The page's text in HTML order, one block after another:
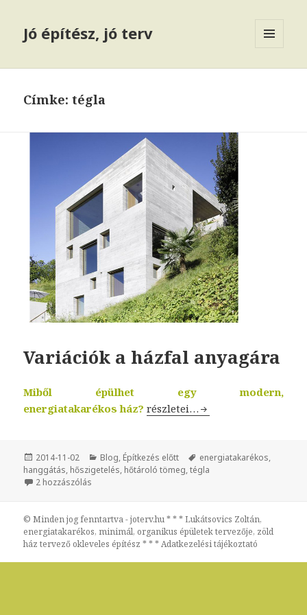
Jó építész, jó terv
Címke: tégla
Variációk a házfal anyagára
Miből épülhet egy modern,
energiatakarékos ház? Variációk a házfal anyagára
részletei…
Közzétéve
2014-11-02 Kategória
Blog, Építkezés előtt Címke
energiatakarékos,
hanggátás, hőszigetelés, hőtároló tömeg,tégla
2 hozzászólás
© Minden jog fenntartva - joterv.hu * * * Lukátsovics Zoltán,
energiatakarékos, minimál, organikus épületek tervezője, zöld
ház tervező okleveles építész * * *Adatkezelési tájékoztató